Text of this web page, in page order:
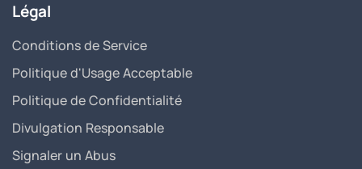
Légal
Conditions de Service
Politique d'Usage Acceptable
Politique de Confidentialité
Divulgation Responsable
Signaler un Abus